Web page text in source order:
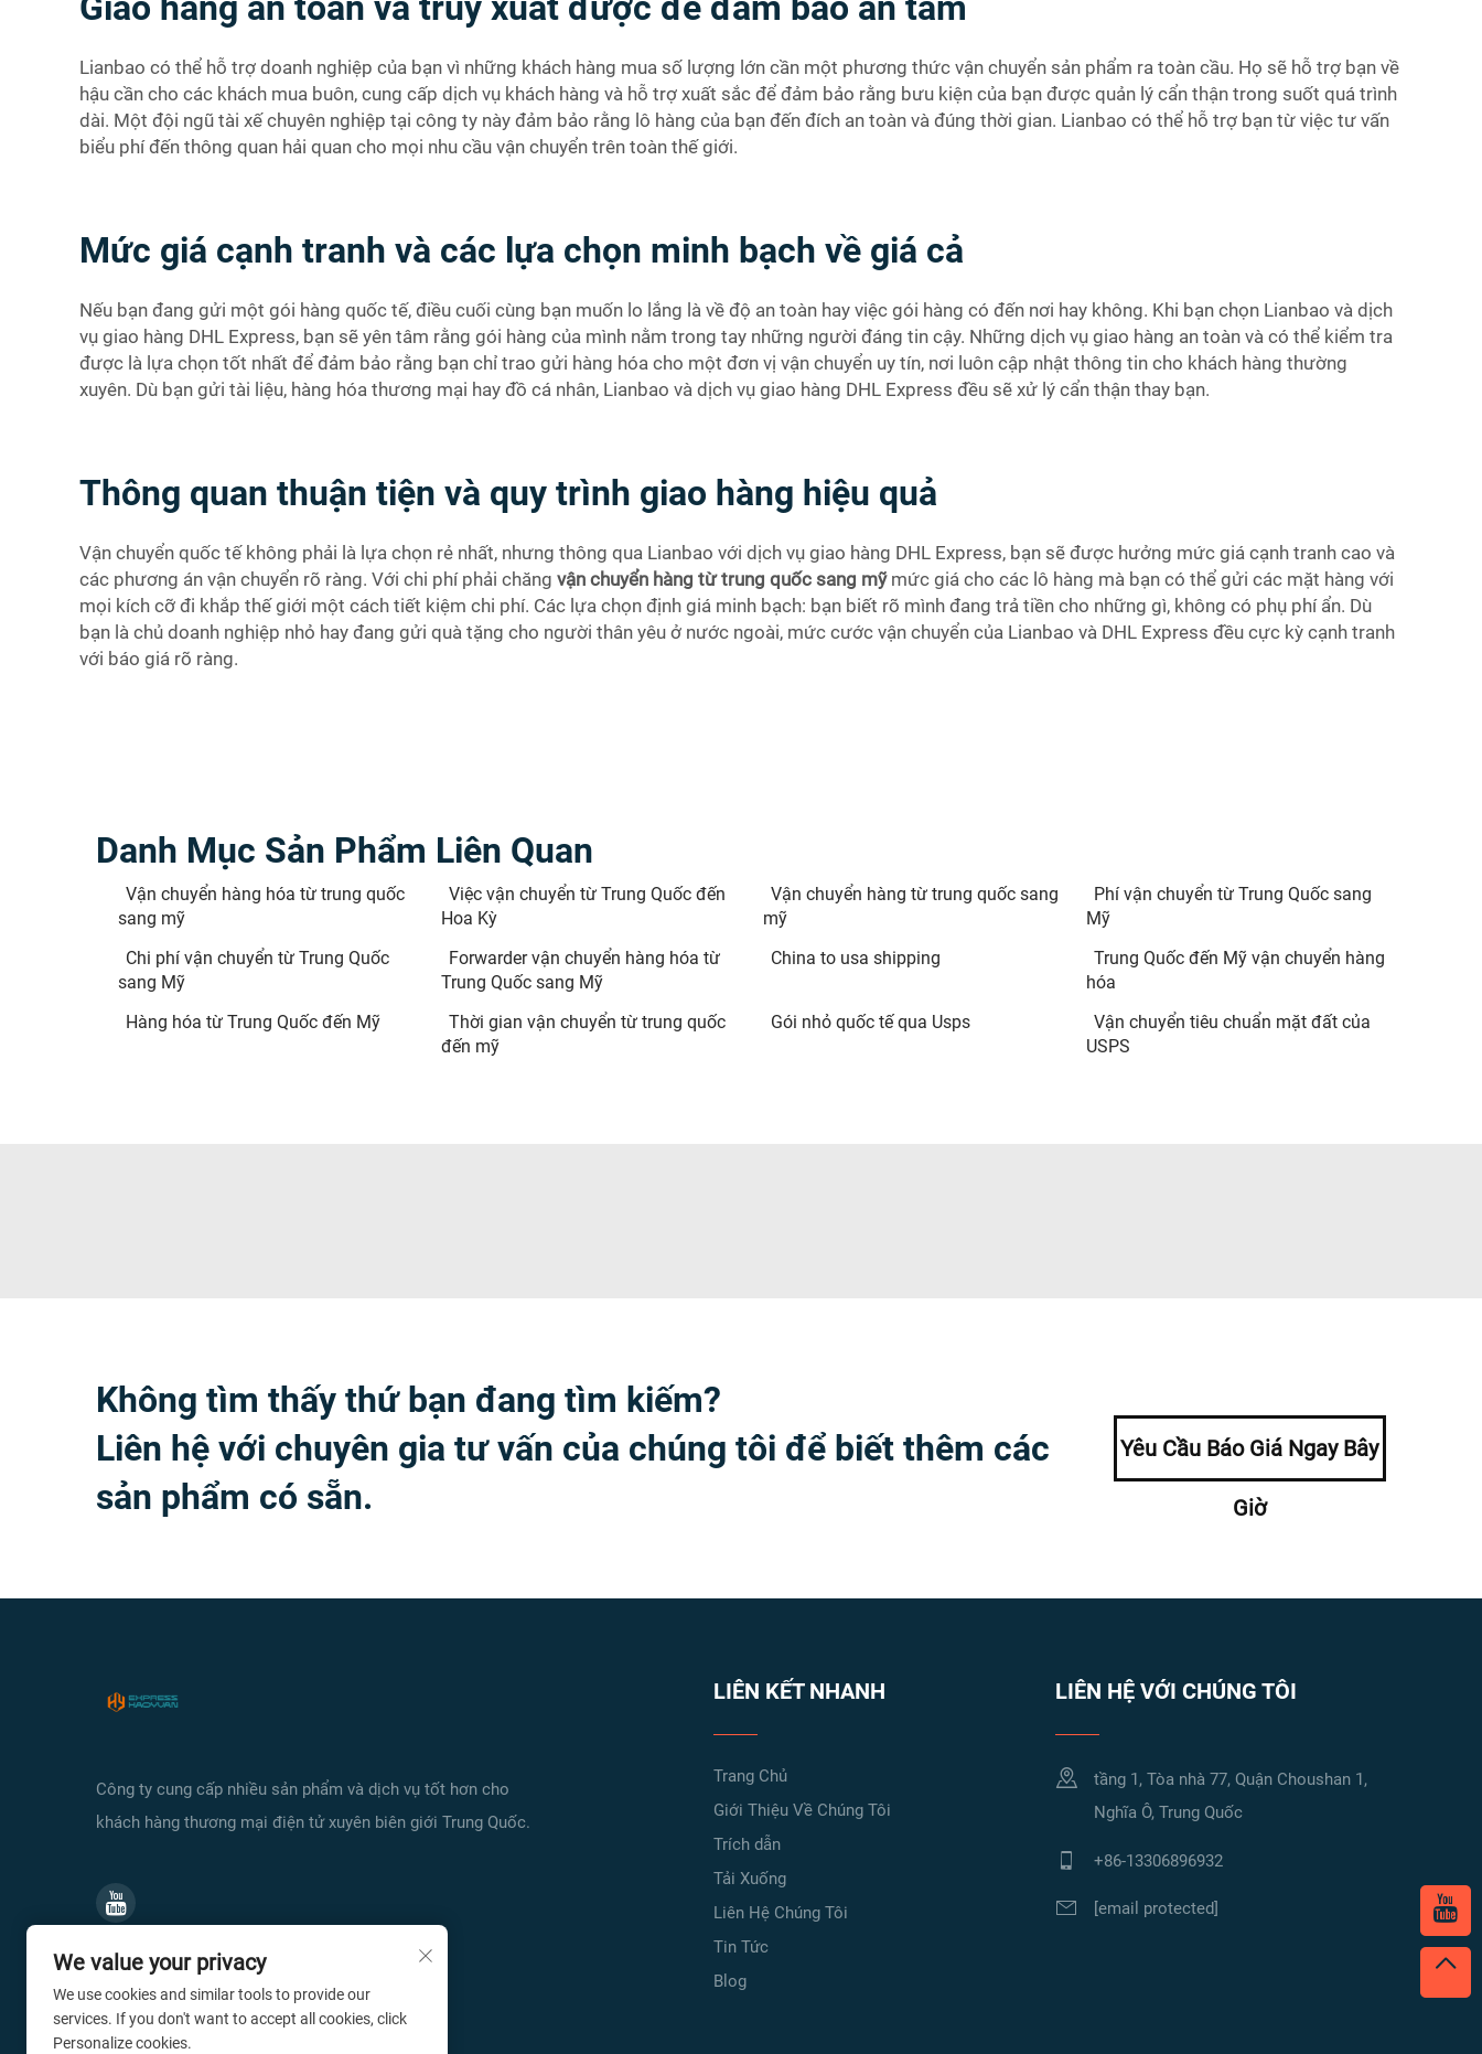
Lianbao có thể hỗ trợ doanh nghiệp của bạn vì những khách hàng mua số lượng lớn cần một phương thức vận chuyển sản phẩm ra toàn cầu. Họ sẽ hỗ trợ bạn về
hậu cần cho các khách mua buôn, cung cấp dịch vụ khách hàng và hỗ trợ xuất sắc để đảm bảo rằng bưu kiện của bạn được quản lý cẩn thận trong suốt quá trình
dài. Một đội ngũ tài xế chuyên nghiệp tại công ty này đảm bảo rằng lô hàng của bạn đến đích an toàn và đúng thời gian. Lianbao có thể hỗ trợ bạn từ việc tư vấn
biểu phí đến thông quan hải quan cho mọi nhu cầu vận chuyển trên toàn thế giới.
Mức giá cạnh tranh và các lựa chọn minh bạch về giá cả
Nếu bạn đang gửi một gói hàng quốc tế, điều cuối cùng bạn muốn lo lắng là về độ an toàn hay việc gói hàng có đến nơi hay không. Khi bạn chọn Lianbao và dịch
vụ giao hàng DHL Express, bạn sẽ yên tâm rằng gói hàng của mình nằm trong tay những người đáng tin cậy. Những dịch vụ giao hàng an toàn và có thể kiểm tra
được là lựa chọn tốt nhất để đảm bảo rằng bạn chỉ trao gửi hàng hóa cho một đơn vị vận chuyển uy tín, nơi luôn cập nhật thông tin cho khách hàng thường
xuyên. Dù bạn gửi tài liệu, hàng hóa thương mại hay đồ cá nhân, Lianbao và dịch vụ giao hàng DHL Express đều sẽ xử lý cẩn thận thay bạn.
Thông quan thuận tiện và quy trình giao hàng hiệu quả
Vận chuyển quốc tế không phải là lựa chọn rẻ nhất, nhưng thông qua Lianbao với dịch vụ giao hàng DHL Express, bạn sẽ được hưởng mức giá cạnh tranh cao và
các phương án vận chuyển rõ ràng. Với chi phí phải chăng vận chuyển hàng từ trung quốc sang mỹ mức giá cho các lô hàng mà bạn có thể gửi các mặt hàng với
mọi kích cỡ đi khắp thế giới một cách tiết kiệm chi phí. Các lựa chọn định giá minh bạch: bạn biết rõ mình đang trả tiền cho những gì, không có phụ phí ẩn. Dù
bạn là chủ doanh nghiệp nhỏ hay đang gửi quà tặng cho người thân yêu ở nước ngoài, mức cước vận chuyển của Lianbao và DHL Express đều cực kỳ cạnh tranh
với báo giá rõ ràng.
Danh Mục Sản Phẩm Liên Quan
Vận chuyển hàng hóa từ trung quốc
sang mỹ
Việc vận chuyển từ Trung Quốc đến
Hoa Kỳ
Vận chuyển hàng từ trung quốc sang
mỹ
Phí vận chuyển từ Trung Quốc sang
Mỹ
Chi phí vận chuyển từ Trung Quốc
sang Mỹ
Forwarder vận chuyển hàng hóa từ
Trung Quốc sang Mỹ
China to usa shipping
Trung Quốc đến Mỹ vận chuyển hàng
hóa
Hàng hóa từ Trung Quốc đến Mỹ
Thời gian vận chuyển từ trung quốc
đến mỹ
Gói nhỏ quốc tế qua Usps
Vận chuyển tiêu chuẩn mặt đất của
USPS
Không tìm thấy thứ bạn đang tìm kiếm?
Liên hệ với chuyên gia tư vấn của chúng tôi để biết thêm các
sản phẩm có sẵn.
Yêu Cầu Báo Giá Ngay Bây
Giờ
Công ty cung cấp nhiều sản phẩm và dịch vụ tốt hơn cho
khách hàng thương mại điện tử xuyên biên giới Trung Quốc.
LIÊN KẾT NHANH
Trang Chủ
Giới Thiệu Về Chúng Tôi
Trích dẫn
Tải Xuống
Liên Hệ Chúng Tôi
Tin Tức
Blog
LIÊN HỆ VỚI CHÚNG TÔI
tầng 1, Tòa nhà 77, Quận Choushan 1,
Nghĩa Ô, Trung Quốc
+86-13306896932
[email protected]
We value your privacy
We use cookies and similar tools to provide our
services. If you don't want to accept all cookies, click
Personalize cookies.